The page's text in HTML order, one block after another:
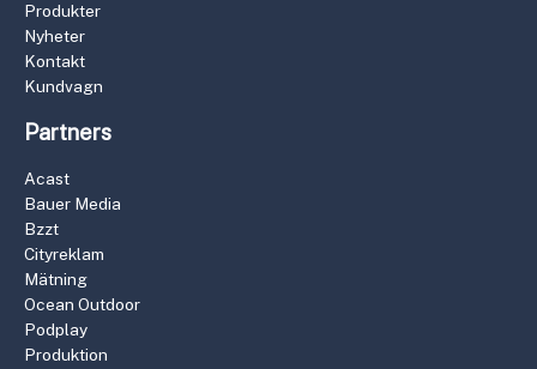
Produkter
Nyheter
Kontakt
Kundvagn
Partners
Acast
Bauer Media
Bzzt
Cityreklam
Mätning
Ocean Outdoor
Podplay
Produktion